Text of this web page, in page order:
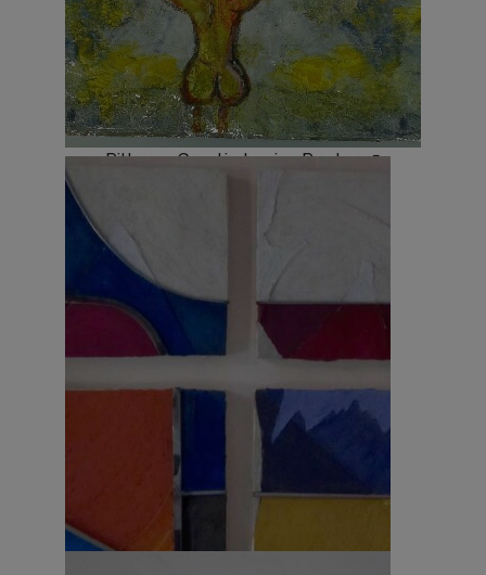
Pittura – Greetje Louise Roeters 5